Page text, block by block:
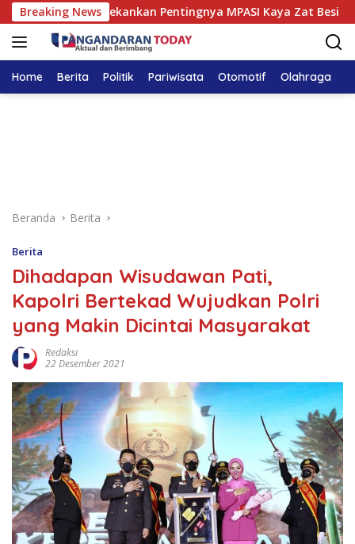
Langsung
ke
konten
Breaking News
Tekankan Pentingnya MPASI Kaya Zat Besi
Home Berita Politik Pariwisata Otomotif Olahraga
Beranda Berita
Berita
Dihadapan Wisudawan Pati,
Kapolri Bertekad Wujudkan Polri
yang Makin Dicintai Masyarakat
Redaksi
22 Desember 2021